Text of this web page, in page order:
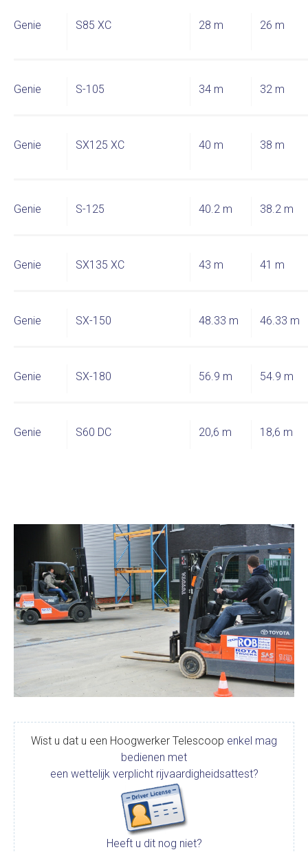
Genie S85 XC 28 m 26 m
Genie S-105 34 m 32 m
Genie SX125 XC 40 m 38 m
Genie S-125 40.2 m 38.2 m
Genie SX135 XC 43 m 41 m
Genie SX-150 48.33 m 46.33 m
Genie SX-180 56.9 m 54.9 m
Genie S60 DC 20,6 m 18,6 m
Wist u dat u een Hoogwerker Telescoop enkel mag
bedienen met
een wettelijk verplicht rijvaardigheidsattest?
Heeft u dit nog niet?